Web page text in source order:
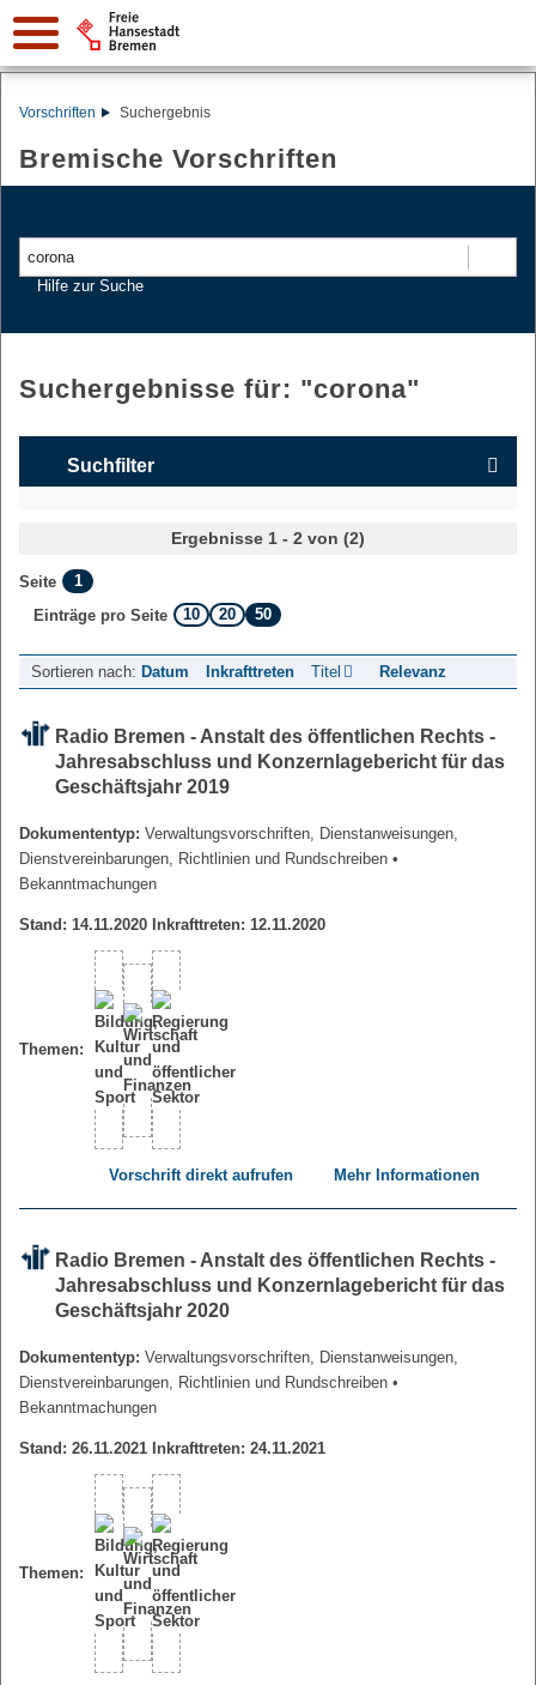
Vorschriften Suchergebnis
Bremische Vorschriften
Hilfe zur Suche
Suchergebnisse für: "corona"
Suchfilter
Ergebnisse 1 - 2 von (2)
Seite
1
Einträge pro Seite
10 20 50
Sortieren nach: Datum Inkrafttreten Titel Relevanz
Radio Bremen - Anstalt des öffentlichen Rechts -
Jahresabschluss und Konzernlagebericht für das
Geschäftsjahr 2019
Dokumententyp: Verwaltungsvorschriften, Dienstanweisungen,
Dienstvereinbarungen, Richtlinien und Rundschreiben •
Bekanntmachungen
Stand: 14.11.2020 Inkrafttreten: 12.11.2020
Themen:
Vorschrift direkt aufrufen Mehr Informationen
Radio Bremen - Anstalt des öffentlichen Rechts -
Jahresabschluss und Konzernlagebericht für das
Geschäftsjahr 2020
Dokumententyp: Verwaltungsvorschriften, Dienstanweisungen,
Dienstvereinbarungen, Richtlinien und Rundschreiben •
Bekanntmachungen
Stand: 26.11.2021 Inkrafttreten: 24.11.2021
Themen: